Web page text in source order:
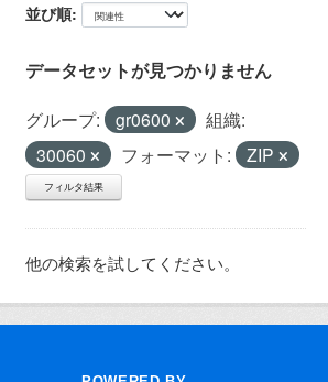
並び順
データセットが見つかりません
グループ: gr0600
組織:
30060
フォーマット: ZIP
フィルタ結果
他の検索を試してください。